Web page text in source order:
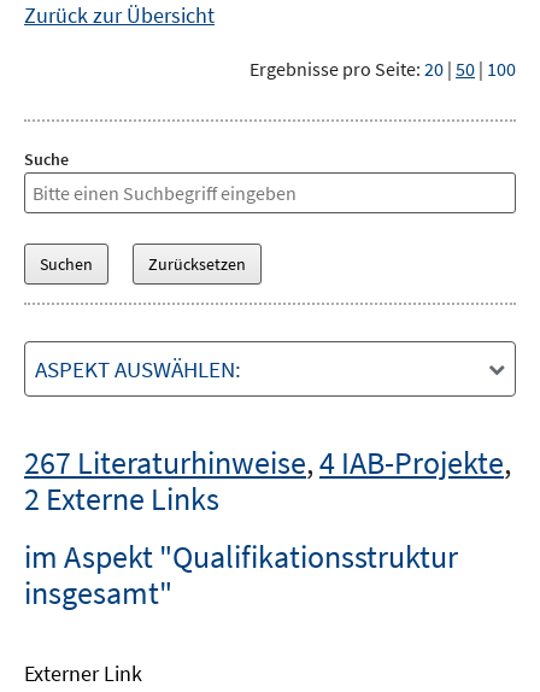
Zurück zur Übersicht
Ergebnisse pro Seite: 20 | 50 | 100
Suche
ASPEKT AUSWÄHLEN:
267 Literaturhinweise,4 IAB-Projekte,
2 Externe Links
im Aspekt "Qualifikationsstruktur
insgesamt"
Externer Link